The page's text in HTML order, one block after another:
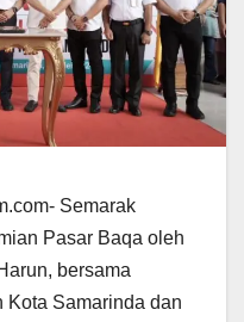
Semarak
Pasar Baqa oleh
bersama
Samarinda dan